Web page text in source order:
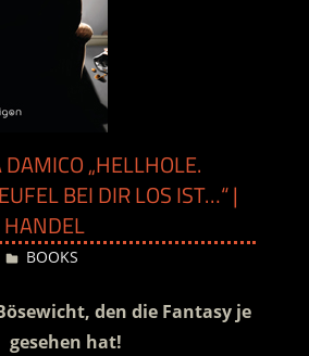
„HELLHOLE.
BEI DIR LOS IST…“ |
Desiree
BOOKS
den die Fantasy je
gesehen hat!